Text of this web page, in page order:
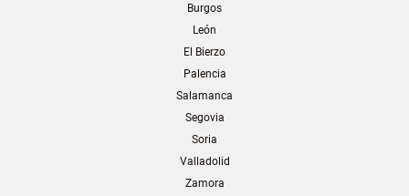
Burgos
León
El Bierzo
Palencia
Salamanca
Segovia
Soria
Valladolid
Zamora